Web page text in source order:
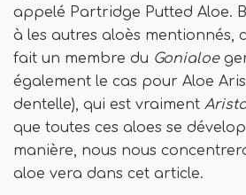
appelé Partridge Putted Aloe.
à les autres aloès mentionnés,
fait un membre du Gonialoe
également le cas pour Aloe
dentelle), qui est vraiment
que toutes ces aloes se
manière, nous nous
aloe vera dans cet article.